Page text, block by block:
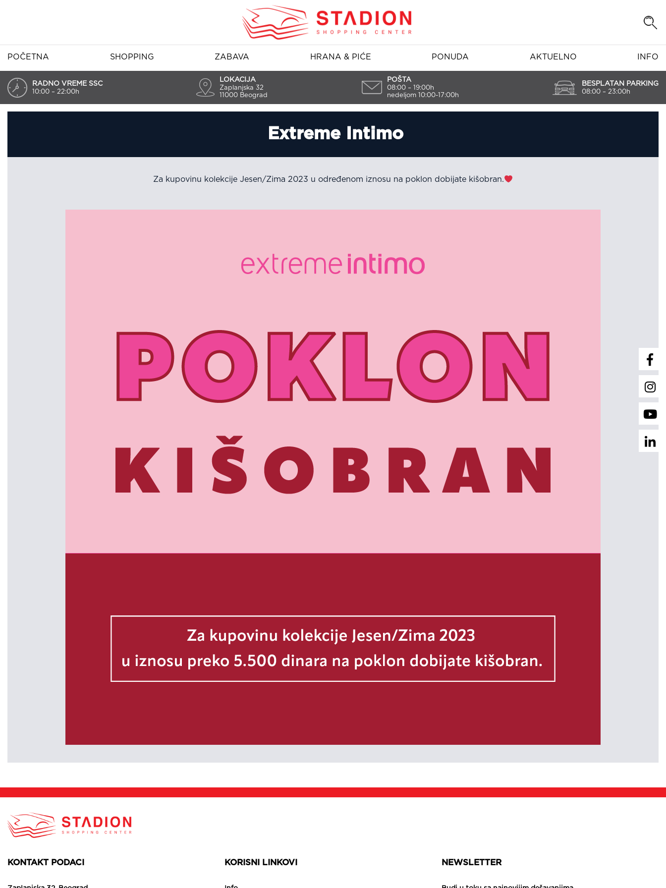
POČETNA SHOPPING ZABAVA HRANA & PIĆE PONUDA AKTUELNO INFO
RADNO VREME SSC
10:00 – 22:00h
LOKACIJA
Zaplanjska 32
11000 Beograd
POŠTA
08:00 – 19:00h
nedeljom 10:00-17:00h
BESPLATAN PARKING
08:00 – 23:00h
Extreme Intimo
Za kupovinu kolekcije Jesen/Zima 2023 u određenom iznosu na poklon dobijate kišobran.
KONTAKT PODACI KORISNI LINKOVI NEWSLETTER